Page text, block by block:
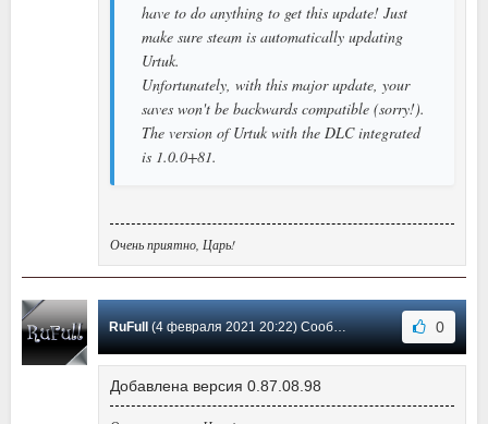
have to do anything to get this update! Just
make sure steam is automatically updating
Urtuk.
Unfortunately, with this major update, your
saves won't be backwards compatible (sorry!).
The version of Urtuk with the DLC integrated
is 1.0.0+81.
Очень приятно, Царь!
RuFull(4 февраля 2021 20:22) Сообщение #4 0
Добавлена версия 0.87.08.98